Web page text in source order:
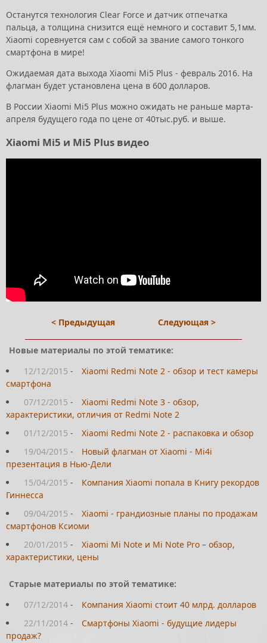
Останутся технология Clear Force и датчик отпечатка
пальца, а толщина снизится ещё немного и составит 5,1мм.
Xiaomi соревнуется сам с собой за звание самого тонкого
смартфона в мире!
Ожидаемая дата выхода Xiaomi Mi5 Plus - февраль 2016. На
флагман будет установлена цена в 600 долларов.
В России Xiaomi Mi5 Plus можно ожидать не раньше марта-
апреля будущего года по цене от 40тыс.руб. и выше.
Xiaomi Mi5 и Mi5 Plus видео
< Предыдущая Следующая >
Новые материалы по этой тематике:
12/12/2015 -
Xiaomi Redmi Note 2 - обзор и тест камеры
смартфона
07/12/2015 -
Xiaomi Redmi Note 3 - обзор,
характеристики, отличия от Redmi Note 2
01/12/2015 -
Xiaomi Redmi Note 2 - распаковка и обзор
19/04/2015 -
Новый флагман от Xiaomi - Mi4i
презентация в Нью-Дели
15/04/2015 -
Компания Xiaomi попала в Книгу рекордов
Гиннесса
09/04/2015 -
Xiaomi - грандиозные планы по продажам
смартфонов Ксиоми
20/01/2015 -
Xiaomi Mi Note и Mi Note Pro – обзор,
характеристики, цены
Старые материалы по этой тематике:
07/12/2014 -
Компания Xiaomi стоит 40 млрд. долларов
22/11/2014 -
Смартфоны Xiaomi - будущие лидеры
продаж?